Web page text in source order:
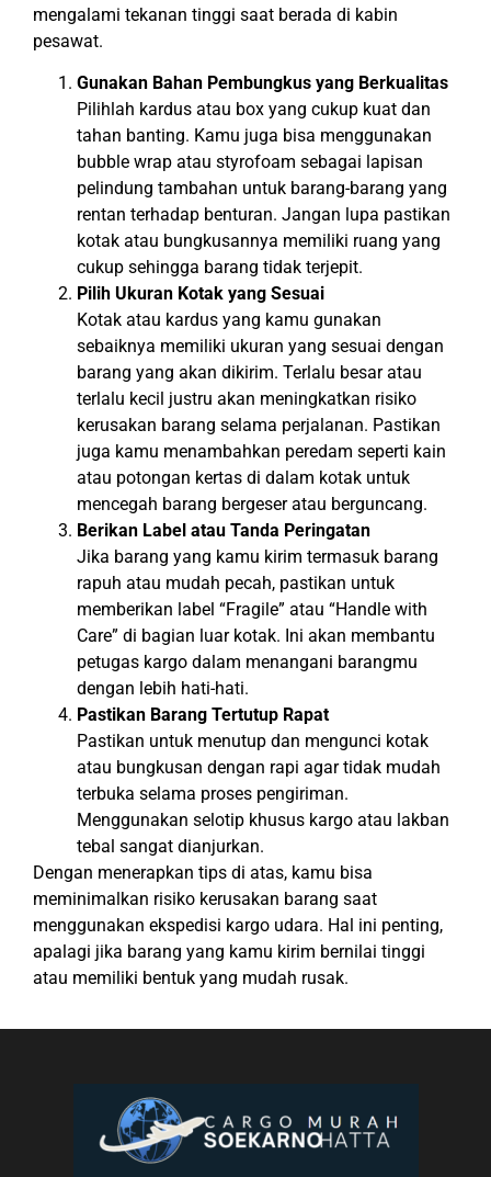
mengalami tekanan tinggi saat berada di kabin
pesawat.
Gunakan Bahan Pembungkus yang Berkualitas
Pilihlah kardus atau box yang cukup kuat dan
tahan banting. Kamu juga bisa menggunakan
bubble wrap atau styrofoam sebagai lapisan
pelindung tambahan untuk barang-barang yang
rentan terhadap benturan. Jangan lupa pastikan
kotak atau bungkusannya memiliki ruang yang
cukup sehingga barang tidak terjepit.
Pilih Ukuran Kotak yang Sesuai
Kotak atau kardus yang kamu gunakan
sebaiknya memiliki ukuran yang sesuai dengan
barang yang akan dikirim. Terlalu besar atau
terlalu kecil justru akan meningkatkan risiko
kerusakan barang selama perjalanan. Pastikan
juga kamu menambahkan peredam seperti kain
atau potongan kertas di dalam kotak untuk
mencegah barang bergeser atau berguncang.
Berikan Label atau Tanda Peringatan
Jika barang yang kamu kirim termasuk barang
rapuh atau mudah pecah, pastikan untuk
memberikan label “Fragile” atau “Handle with
Care” di bagian luar kotak. Ini akan membantu
petugas kargo dalam menangani barangmu
dengan lebih hati-hati.
Pastikan Barang Tertutup Rapat
Pastikan untuk menutup dan mengunci kotak
atau bungkusan dengan rapi agar tidak mudah
terbuka selama proses pengiriman.
Menggunakan selotip khusus kargo atau lakban
tebal sangat dianjurkan.
Dengan menerapkan tips di atas, kamu bisa
meminimalkan risiko kerusakan barang saat
menggunakan ekspedisi kargo udara. Hal ini penting,
apalagi jika barang yang kamu kirim bernilai tinggi
atau memiliki bentuk yang mudah rusak.